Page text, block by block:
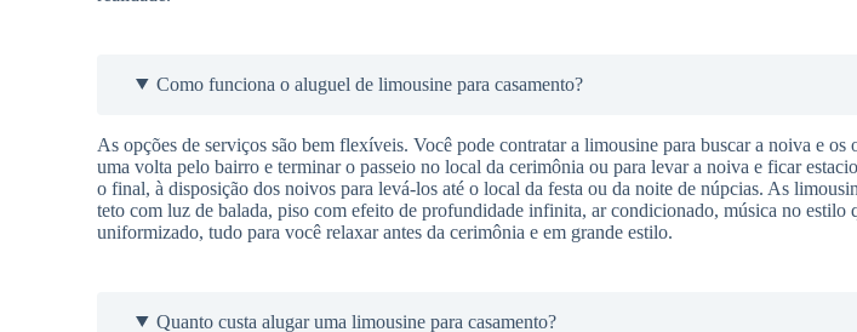
Como funciona o aluguel de limousine para casamento?
As opções de serviços são bem flexíveis. Você pode contratar a limousine para buscar a noiva e os
uma volta pelo bairro e terminar o passeio no local da cerimônia ou para levar a noiva e ficar
o final, à disposição dos noivos para levá-los até o local da festa ou da noite de núpcias. As
teto com luz de balada, piso com efeito de profundidade infinita, ar condicionado, música no estilo
uniformizado, tudo para você relaxar antes da cerimônia e em grande estilo.
Quanto custa alugar uma limousine para casamento?